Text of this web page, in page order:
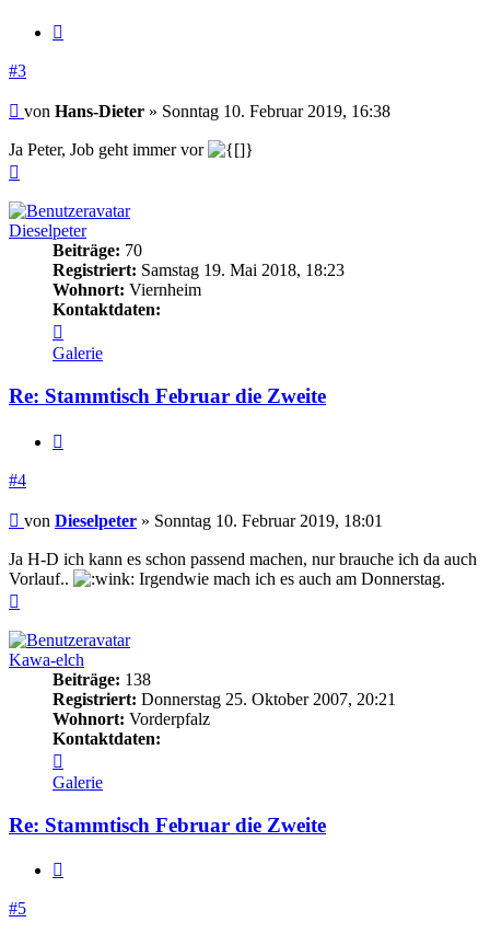
#3
Beitrag
von Hans-Dieter » Sonntag 10. Februar 2019, 16:38
Ja Peter, Job geht immer vor
Dieselpeter
Beiträge: 70
Registriert: Samstag 19. Mai 2018, 18:23
Wohnort: Viernheim
Kontaktdaten:
von
Dieselpeter
Galerie
Re: Stammtisch Februar die Zweite
#4
Beitrag
von Dieselpeter » Sonntag 10. Februar 2019, 18:01
Ja H-D ich kann es schon passend machen, nur brauche ich da auch
Vorlauf..
Irgendwie mach ich es auch am Donnerstag.
Kawa-elch
Beiträge: 138
Registriert: Donnerstag 25. Oktober 2007, 20:21
Wohnort: Vorderpfalz
Kontaktdaten:
von
Kawa-
Galerie
Re: Stammtisch Februar die Zweite
#5